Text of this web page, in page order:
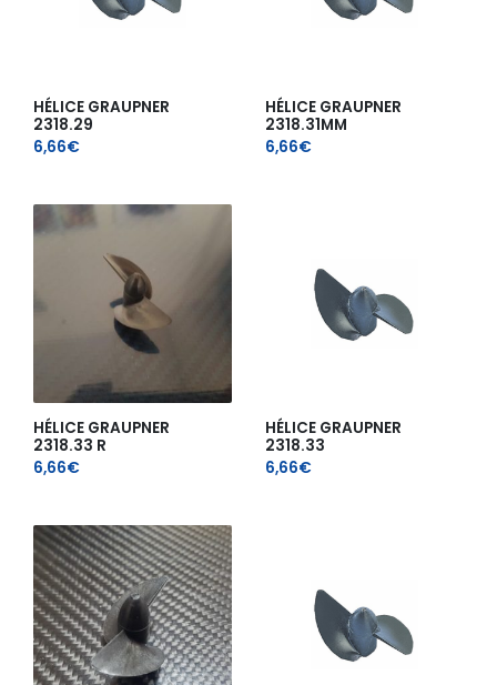
HÉLICE GRAUPNER
2318.29
6,66€
HÉLICE GRAUPNER
2318.31MM
6,66€
HÉLICE GRAUPNER
2318.33 R
6,66€
HÉLICE GRAUPNER
2318.33
6,66€